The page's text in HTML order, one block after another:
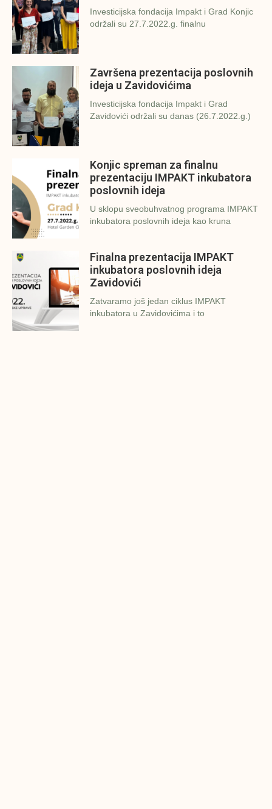
Investicijska fondacija Impakt i Grad Konjic
održali su 27.7.2022.g. finalnu
Završena prezentacija poslovnih
ideja u Zavidovićima
Investicijska fondacija Impakt i Grad
Zavidovići održali su danas (26.7.2022.g.)
Konjic spreman za finalnu
prezentaciju IMPAKT inkubatora
poslovnih ideja
U sklopu sveobuhvatnog programa IMPAKT
inkubatora poslovnih ideja kao kruna
Finalna prezentacija IMPAKT
inkubatora poslovnih ideja
Zavidovići
Zatvaramo još jedan ciklus IMPAKT
inkubatora u Zavidovićima i to